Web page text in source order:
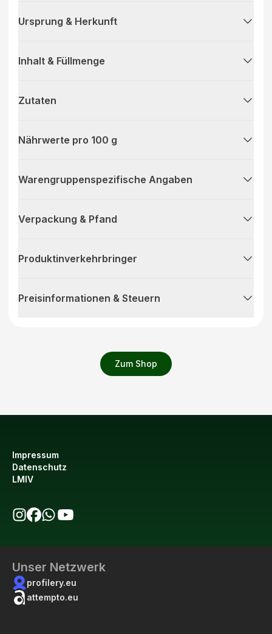
Zum Shop
Ursprung & Herkunft
Inhalt & Füllmenge
Zutaten
Nährwerte pro 100 g
Warengruppenspezifische Angaben
Verpackung & Pfand
Produktinverkehrbringer
Preisinformationen & Steuern
Impressum
Datenschutz
LMIV
Unser Netzwerk
profilery.eu
attempto.eu